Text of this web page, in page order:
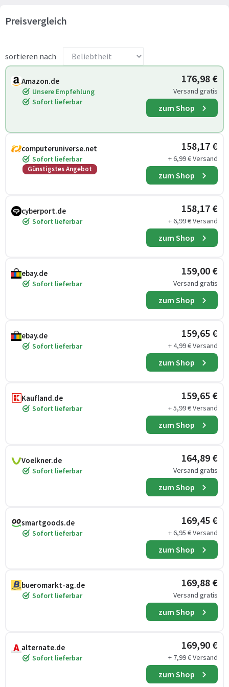
Preisvergleich
sortieren nach
Amazon.de
Unsere Empfehlung
Sofort lieferbar
176,98 €
Versand gratis
zum Shop
computeruniverse.net
Sofort lieferbar
Günstigstes Angebot
158,17 €
+ 6,99 € Versand
zum Shop
cyberport.de
Sofort lieferbar
158,17 €
+ 6,99 € Versand
zum Shop
ebay.de
Sofort lieferbar
159,00 €
Versand gratis
zum Shop
ebay.de
Sofort lieferbar
159,65 €
+ 4,99 € Versand
zum Shop
Kaufland.de
Sofort lieferbar
159,65 €
+ 5,99 € Versand
zum Shop
Voelkner.de
Sofort lieferbar
164,89 €
Versand gratis
zum Shop
smartgoods.de
Sofort lieferbar
169,45 €
+ 6,95 € Versand
zum Shop
bueromarkt-ag.de
Sofort lieferbar
169,88 €
Versand gratis
zum Shop
alternate.de
Sofort lieferbar
169,90 €
+ 7,99 € Versand
zum Shop